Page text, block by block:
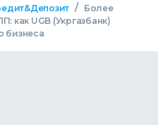
/
Более
как UGB (Укргазбанк)
бизнеса